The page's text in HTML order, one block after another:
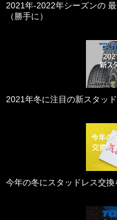
2021年-2022年シーズンの
（勝手に）
2021年冬に注目の新スタッ
今年の冬にスタッドレス交